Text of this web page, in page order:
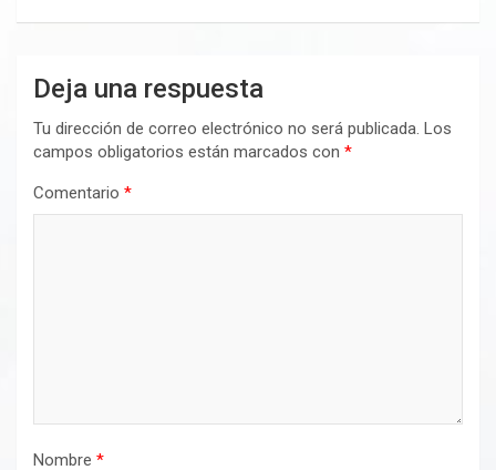
Deja una respuesta
Tu dirección de correo electrónico no será publicada. Los
campos obligatorios están marcados con *
Comentario *
Nombre *